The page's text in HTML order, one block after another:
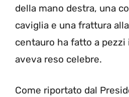
della mano destra, una
caviglia e una frattura
centauro ha fatto a pezzi
aveva reso celebre.
Come riportato dal